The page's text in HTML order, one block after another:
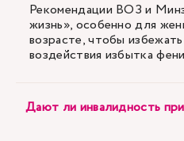
Рекомендации ВОЗ и
жизнь», особенно для
возрасте, чтобы
воздействия избытка
Дают ли инвалидность